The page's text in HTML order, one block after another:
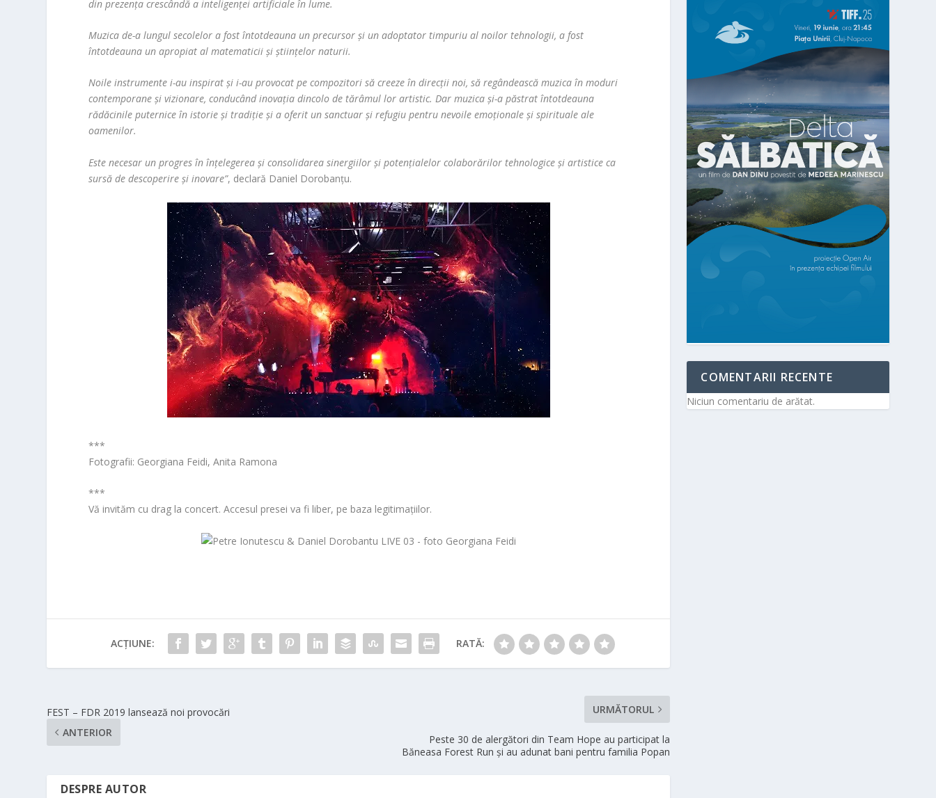
din prezența crescândă a inteligenței artificiale în lume.
Muzica de-a lungul secolelor a fost întotdeauna un precursor și un adoptator timpuriu al noilor tehnologii, a fost
întotdeauna un apropiat al matematicii și științelor naturii.
Noile instrumente i-au inspirat și i-au provocat pe compozitori să creeze în direcții noi, să regândească muzica în moduri
contemporane și vizionare, conducând inovația dincolo de tărâmul lor artistic. Dar muzica și-a păstrat întotdeauna
rădăcinile puternice în istorie și tradiție și a oferit un sanctuar și refugiu pentru nevoile emoționale și spirituale ale
oamenilor.
Este necesar un progres în înțelegerea și consolidarea sinergiilor și potențialelor colaborărilor tehnologice și artistice ca
sursă de descoperire și inovare”, declară Daniel Dorobanțu.
***
Fotografii: Georgiana Feidi, Anita Ramona
***
Vă invităm cu drag la concert. Accesul presei va fi liber, pe baza legitimațiilor.
ACȚIUNE: RATĂ:
FEST – FDR 2019 lansează noi provocări
ANTERIOR
URMĂTORUL
Peste 30 de alergători din Team Hope au participat la
Băneasa Forest Run și au adunat bani pentru familia Popan
DESPRE AUTOR
COMENTARII RECENTE
Niciun comentariu de arătat.